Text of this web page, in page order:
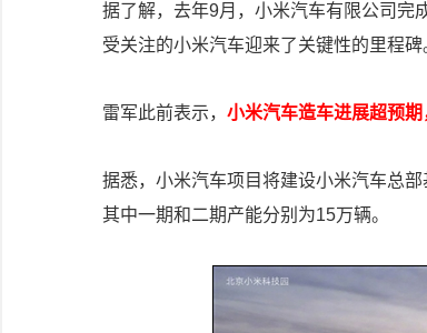
据了解，去年9月，小米汽车有限公司完
受关注的小米汽车迎来了关键性的里程碑
雷军此前表示， 小米汽车造车进展超预期
据悉，小米汽车项目将建设小米汽车总
其中一期和二期产能分别为15万辆。